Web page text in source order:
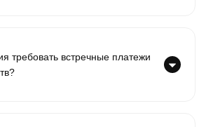
требовать встречные платежи